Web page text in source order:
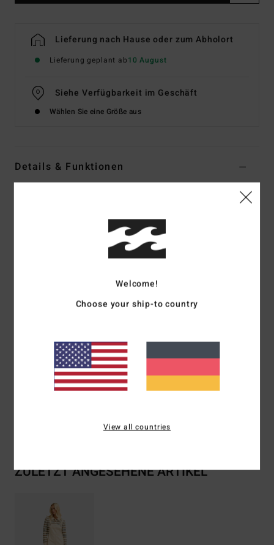
Lieferung nach Hause oder zum Abholort
Lieferung geplant ab10 August
Siehe Verfügbarkeit im Geschäft
Wählen Sie eine Größe aus
Details & Funktionen
Farbcodewcp
Gerader Ausschnitt
Metallplatte mit Logo
Zusammensetzung[Hauptstoff] 100 % Baumwolle
Versand & Rückversand
ZULETZT ANGESEHENE ARTIKEL
Welcome!
Choose your ship-to country
View all countries